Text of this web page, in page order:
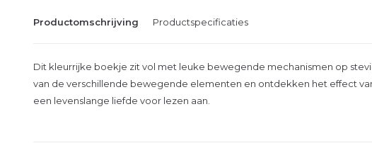
Productomschrijving Productspecificaties
Dit kleurrijke boekje zit vol met leuke bewegende mechanismen op
van de verschillende bewegende elementen en ontdekken het effect
een levenslange liefde voor lezen aan.